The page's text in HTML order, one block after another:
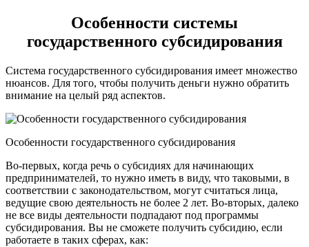
Особенности системы
государственного субсидирования
Система государственного субсидирования имеет множество
нюансов. Для того, чтобы получить деньги нужно обратить
внимание на целый ряд аспектов.
Особенности государственного субсидирования
Во-первых, когда речь о субсидиях для начинающих
предпринимателей, то нужно иметь в виду, что таковыми, в
соответствии с законодательством, могут считаться лица,
ведущие свою деятельность не более 2 лет. Во-вторых, далеко
не все виды деятельности подпадают под программы
субсидирования. Вы не сможете получить субсидию, если
работаете в таких сферах, как: